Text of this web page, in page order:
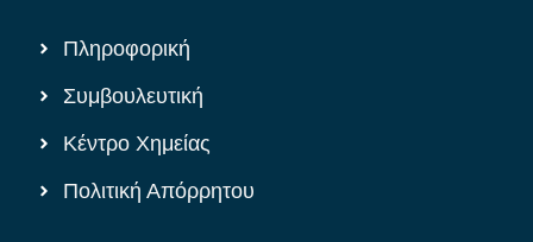
Πληροφορική
Συμβουλευτική
Κέντρο Χημείας
Πολιτική Απόρρητου